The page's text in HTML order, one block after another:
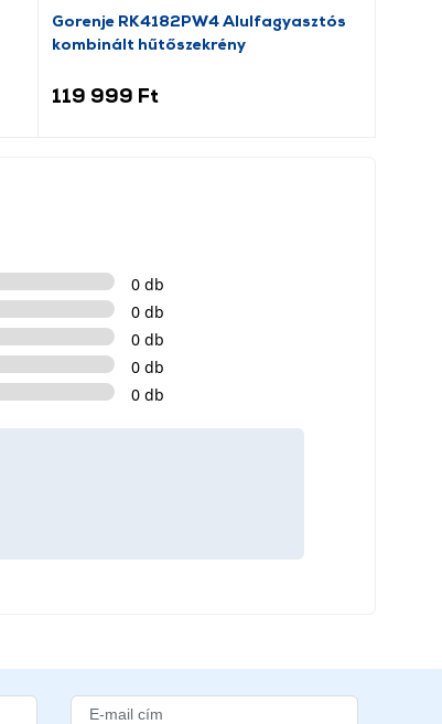
Gorenje RK4182PW4 Alulfagyasztós
kombinált hűtőszekrény
119 999 Ft
0 db
0 db
0 db
0 db
0 db